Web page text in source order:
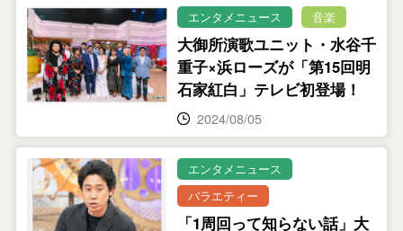
エンタメニュース 音楽
大御所演歌ユニット・水谷千
重子×浜ローズが「第15回明
石家紅白」テレビ初登場！
2024/08/05
エンタメニュース
バラエティー
「1周回って知らない話」大